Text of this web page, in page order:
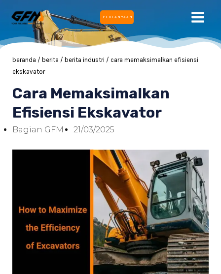
konten
PERTANYAAN
beranda / berita / berita industri / cara memaksimalkan efisiensi
ekskavator
Cara Memaksimalkan
Efisiensi Ekskavator
Bagian GFM 21/03/2025